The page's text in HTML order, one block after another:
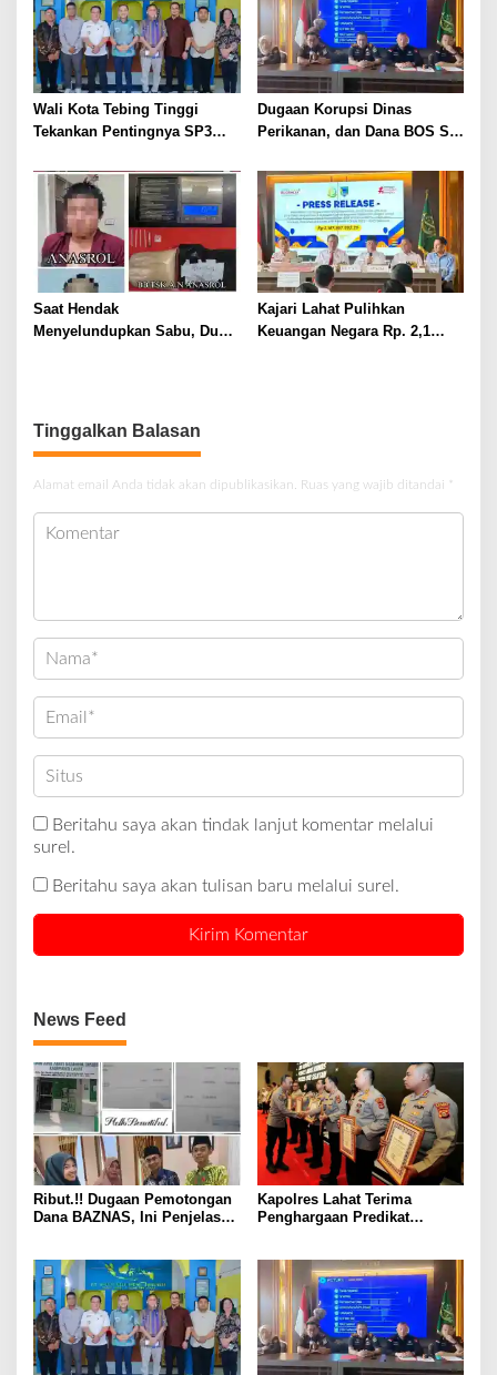
Wali Kota Tebing Tinggi
Tekankan Pentingnya SP3
Dugaan Korupsi Dinas
Perikanan, dan Dana BOS SD
Terus Dipertajam Kajari Lahat
Saat Hendak
Menyelundupkan Sabu, Dua
Kajari Lahat Pulihkan
Keuangan Negara Rp. 2,1
Tinggalkan Balasan
Alamat email Anda tidak akan dipublikasikan. Ruas yang wajib ditandai *
Beritahu saya akan tindak lanjut komentar melalui
surel.
Beritahu saya akan tulisan baru melalui surel.
News Feed
Ribut.!! Dugaan Pemotongan
Dana BAZNAS, Ini Penjelasan
Kapolres Lahat Terima
Penghargaan Predikat